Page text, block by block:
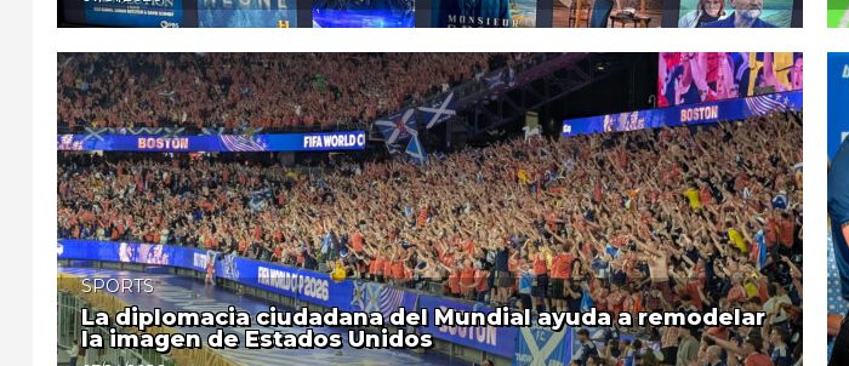
SPORTS
La diplomacia ciudadana del Mundial ayuda a remodelar
la imagen de Estados Unidos